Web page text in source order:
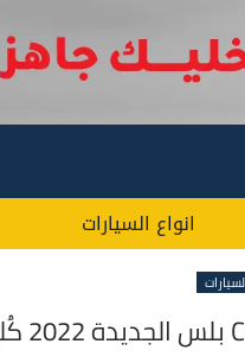
انواع السيارات